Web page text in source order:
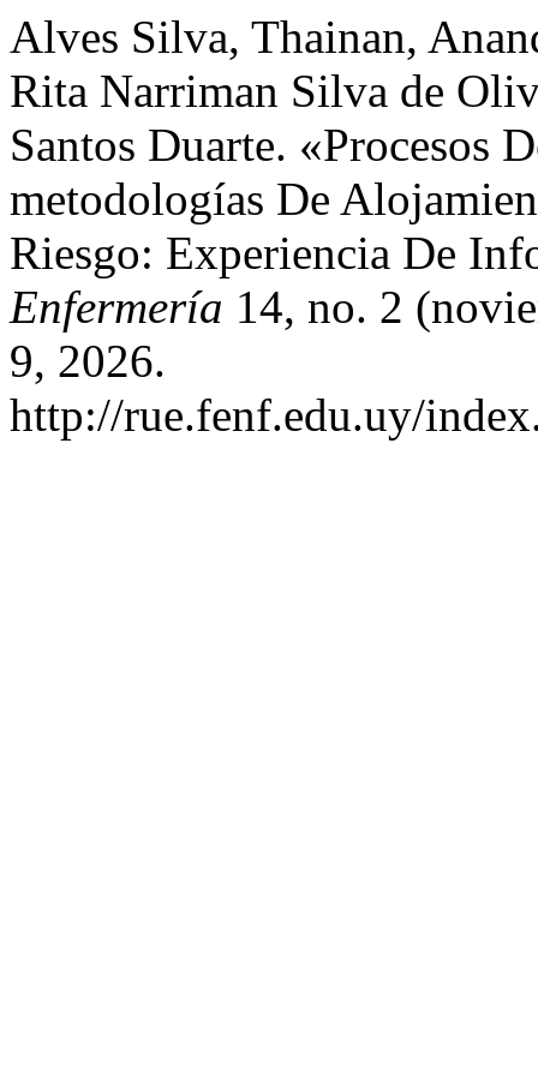
Alves Silva, Thainan,
Rita Narriman Silva de
Santos Duarte. «Procesos
metodologías De
Riesgo: Experiencia De
Enfermería 14, no. 2
9, 2026.
http://rue.fenf.edu.uy/